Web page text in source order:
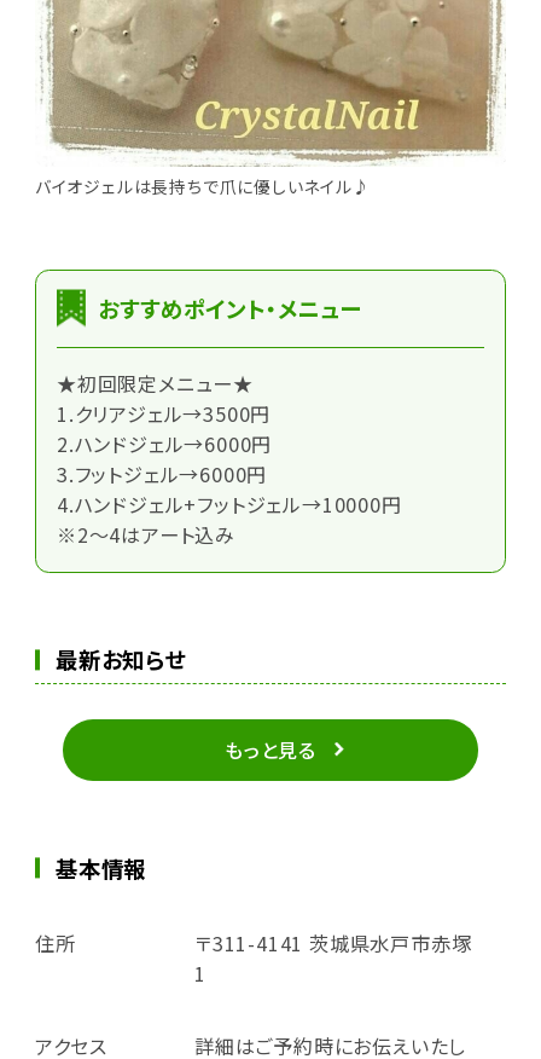
バイオジェルは長持ちで爪に優しいネイル♪
おすすめポイント・メニュー
★初回限定メニュー★
1.クリアジェル→3500円
2.ハンドジェル→6000円
3.フットジェル→6000円
4.ハンドジェル+フットジェル→10000円
※2～4はアート込み
最新お知らせ
もっと見る
基本情報
住所
〒311-4141 茨城県水戸市赤塚
1
アクセス
詳細はご予約時にお伝えいたし